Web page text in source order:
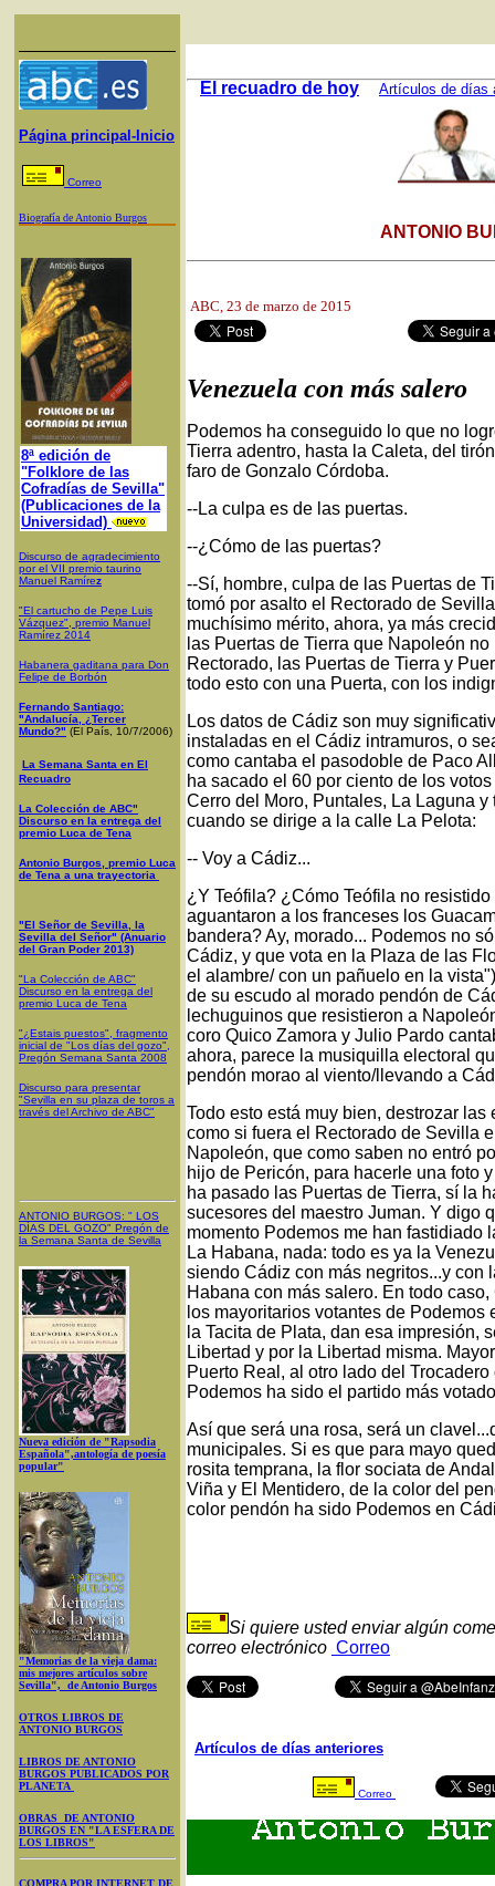
Página principal-Inicio
Correo
Biografía de Antonio Burgos
8ª edición de
"Folklore de las
Cofradías de Sevilla"
(Publicaciones de la
Universidad)
Discurso de agradecimiento
por el VII premio taurino
Manuel Ramírez
"El cartucho de Pepe Luis
Vázquez", premio Manuel
Ramírez 2014
Habanera gaditana para Don
Felipe de Borbón
Fernando Santiago:
"Andalucía, ¿Tercer
Mundo?" (El País, 10/7/2006)
La Semana Santa en El
Recuadro
La Colección de ABC"
Discurso en la entrega del
premio Luca de Tena
Antonio Burgos, premio Luca
de Tena a una trayectoria
"El Señor de Sevilla, la
Sevilla del Señor" (Anuario
del Gran Poder 2013)
"La Colección de ABC"
Discurso en la entrega del
premio Luca de Tena
"¿Estais puestos", fragmento
inicial de "Los días del gozo",
Pregón Semana Santa 2008
Discurso para presentar
"Sevilla en su plaza de toros a
través del Archivo de ABC"
ANTONIO BURGOS: " LOS
DÍAS DEL GOZO" Pregón de
la Semana Santa de Sevilla
Nueva edición de "Rapsodia
Española",antología de poesía
popular"
"Memorias de la vieja dama:
mis mejores artículos sobre
Sevilla", de Antonio Burgos
OTROS LIBROS DE
ANTONIO BURGOS
LIBROS DE ANTONIO
BURGOS PUBLICADOS POR
PLANETA
OBRAS DE ANTONIO
BURGOS EN "LA ESFERA DE
LOS LIBROS"
COMPRA POR INTERNET DE
El recuadro de hoy Artículos de días
ANTONIO
ABC, 23 de marzo de 2015
Venezuela con más salero
Podemos ha conseguido lo que no
Tierra adentro, hasta la Caleta, del
faro de Gonzalo Córdoba.
--La culpa es de las puertas.
--¿Cómo de las puertas?
--Sí, hombre, culpa de las Puertas de
tomó por asalto el Rectorado de
muchísimo mérito, ahora, ya más
las Puertas de Tierra que Napoleón
Rectorado, las Puertas de Tierra y
todo esto con una Puerta, con los
Los datos de Cádiz son muy
instaladas en el Cádiz intramuros, o
como cantaba el pasodoble de Paco
ha sacado el 60 por ciento de los
Cerro del Moro, Puntales, La Laguna
cuando se dirige a la calle La Pelota:
-- Voy a Cádiz...
¿Y Teófila? ¿Cómo Teófila no
aguantaron a los franceses los
bandera? Ay, morado... Podemos no
Cádiz, y que vota en la Plaza de las
el alambre/ con un pañuelo en la
de su escudo al morado pendón de
lechuguinos que resistieron a
coro Quico Zamora y Julio Pardo
ahora, parece la musiquilla electoral
pendón morao al viento/llevando a
Todo esto está muy bien, destrozar
como si fuera el Rectorado de Sevilla
Napoleón, que como saben no entró
hijo de Pericón, para hacerle una foto
ha pasado las Puertas de Tierra, sí la
sucesores del maestro Juman. Y digo
momento Podemos me han fastidiado
La Habana, nada: todo es ya la
siendo Cádiz con más negritos...y con
Habana con más salero. En todo
los mayoritarios votantes de
la Tacita de Plata, dan esa impresión,
Libertad y por la Libertad misma.
Puerto Real, al otro lado del
Podemos ha sido el partido más
Así que será una rosa, será un
municipales. Si es que para mayo
rosita temprana, la flor sociata de
Viña y El Mentidero, de la color del
color pendón ha sido Podemos en
Si quiere usted enviar algún
correo electrónico Correo
Artículos de días anteriores
Correo